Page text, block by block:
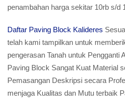
penambahan harga sekitar 10rb s/d
Daftar Paving Block Kalideres
telah kami tampilkan untuk
pengerasan Tanah untuk Pengganti
Paving Block Sangat Kuat Material
Pemasangan Deskripsi secara
menjaga Kualitas dan Mutu terbaik